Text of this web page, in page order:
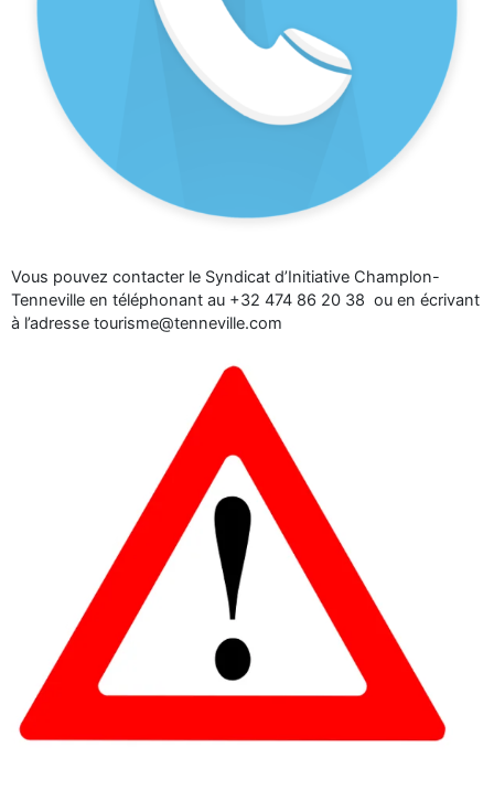
Vous pouvez contacter le Syndicat d’Initiative Champlon-
Tenneville en téléphonant au +32 474 86 20 38 ou en écrivant
à l’adresse tourisme@tenneville.com